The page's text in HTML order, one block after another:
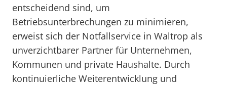
entscheidend sind, um
Betriebsunterbrechungen zu minimieren,
erweist sich der Notfallservice in Waltrop als
unverzichtbarer Partner für Unternehmen,
Kommunen und private Haushalte. Durch
kontinuierliche Weiterentwicklung und